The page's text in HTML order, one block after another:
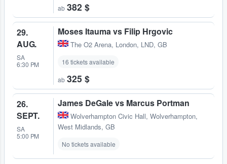
ab 382 $
29.
AUG.
SA
6:30 PM
Moses Itauma vs Filip Hrgovic
The O2 Arena, London, LND, GB
16 tickets available
ab 325 $
26.
SEPT.
SA
5:00 PM
James DeGale vs Marcus Portman
Wolverhampton Civic Hall, Wolverhampton,
West Midlands, GB
No tickets available